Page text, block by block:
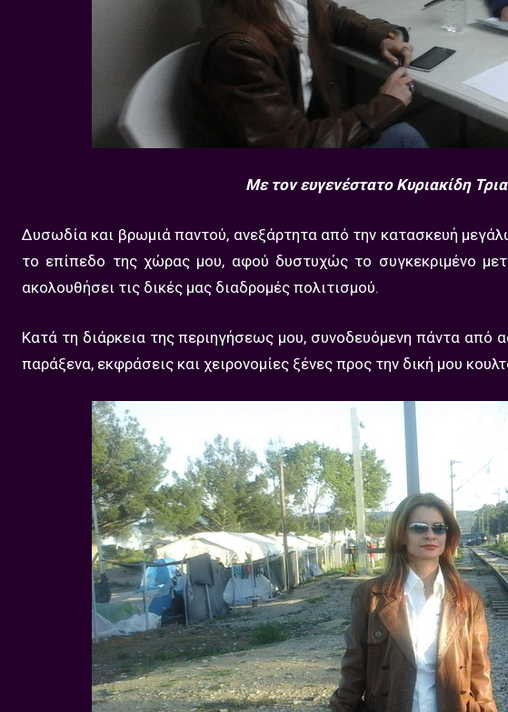
Mε τον ευγενέστατο Κυριακίδη
Δυσωδία και βρωμιά παντού, ανεξάρτητα από την κατασκευή
το επίπεδο της χώρας μου, αφού δυστυχώς το συγκεκριμένο
ακολουθήσει τις δικές μας διαδρομές πολιτισμού.
Κατά τη διάρκεια της περιηγήσεως μου, συνοδευόμενη πάντα
παράξενα, εκφράσεις και χειρονομίες ξένες προς την δική μου